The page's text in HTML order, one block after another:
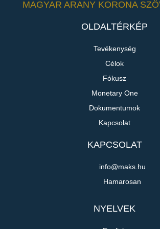
MAGYAR ARANY KORONA
OLDALTÉRKÉP
Tevékenység
Célok
Fókusz
Monetary One
Dokumentumok
Kapcsolat
KAPCSOLAT
info@maks.hu
Hamarosan
NYELVEK